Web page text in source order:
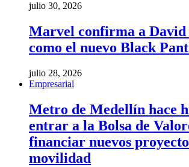
julio 30, 2026
Marvel confirma a David
como el nuevo Black
julio 28, 2026
Empresarial
Metro de Medellín hace
entrar a la Bolsa de
financiar nuevos
movilidad